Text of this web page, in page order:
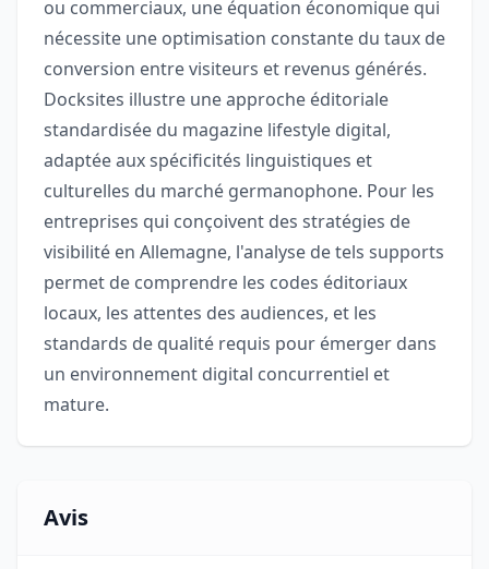
ou commerciaux, une équation économique qui
nécessite une optimisation constante du taux de
conversion entre visiteurs et revenus générés.
Docksites illustre une approche éditoriale
standardisée du magazine lifestyle digital,
adaptée aux spécificités linguistiques et
culturelles du marché germanophone. Pour les
entreprises qui conçoivent des stratégies de
visibilité en Allemagne, l'analyse de tels supports
permet de comprendre les codes éditoriaux
locaux, les attentes des audiences, et les
standards de qualité requis pour émerger dans
un environnement digital concurrentiel et
mature.
Avis